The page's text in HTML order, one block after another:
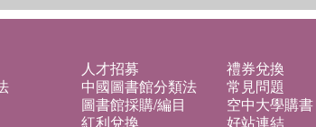
人才招募 禮券兌換
中國圖書館分類法 常見問題
圖書館採購/編目 空中大學購書
紅利兌換 好站連結